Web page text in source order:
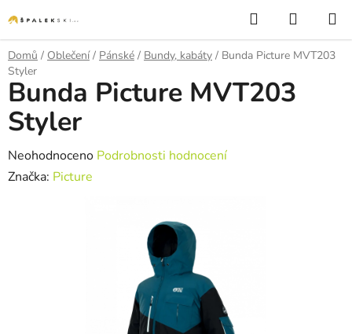
Hledat
Domů / Oblečení / Pánské / Bundy, kabáty / Bunda Picture MVT203
Styler
Bunda Picture MVT203
Styler
Průměrné hodnocení produktu je 0,0 z 5 hvězdiček.
Neohodnoceno Podrobnosti hodnocení
Značka: Picture